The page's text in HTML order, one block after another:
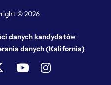
© 2026
danych kandydatów
danych (Kalifornia)